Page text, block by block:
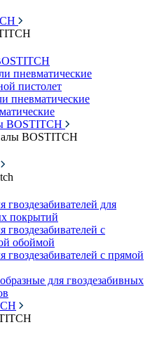
пневматические
пистолет
пневматические
BOSTITCH
BOSTITCH
гвоздезабивателей для
покрытий
гвоздезабивателей с
обоймой
гвоздезабивателей с прямой
для гвоздезабивных